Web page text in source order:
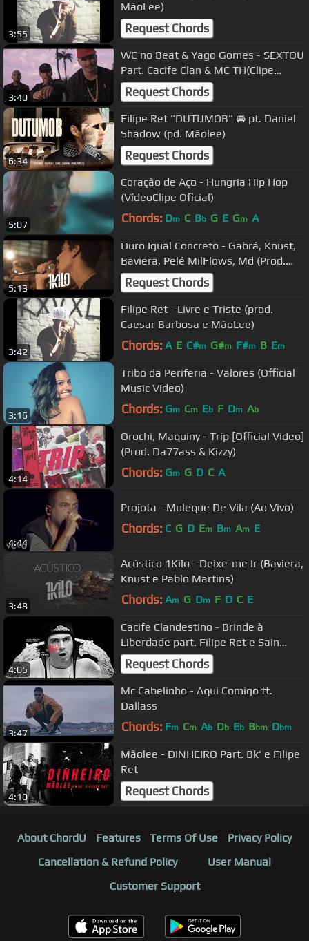
3:55
MãoLee)
Request Chords
3:40
WC no Beat & Yago Gomes - SEXTOU
Part. Cacife Clan & MC TH(Clipe
Oficial)
Request Chords
6:34
Filipe Ret "DUTUMOB" 🚘 pt. Daniel
Shadow (pd. Mãolee)
Request Chords
5:07
Coração de Aço - Hungria Hip Hop
(VídeoClipe Oficial)
Chords: Dm C Bb G E Gm A
5:13
Duro Igual Concreto - Gabrá, Knust,
Baviera, Pelé MilFlows, Md (Prod.
RastaBeats)
Request Chords
3:42
Filipe Ret - Livre e Triste (prod.
Caesar Barbosa e MãoLee)
Chords: A E C#m G#m F#m B Em
3:16
Tribo da Periferia - Valores (Official
Music Video)
Chords: Gm Cm Eb F Dm Ab
4:14
Orochi, Maquiny - Trip [Official Video]
(Prod. Da77ass & Kizzy)
Chords: Gm G D C A
4:44
Projota - Muleque De Vila (Ao Vivo)
Chords: C G D Em Bm Am E
3:48
Acústico 1Kilo - Deixe-me Ir (Baviera,
Knust e Pablo Martins)
Chords: Am G Dm F D C E
4:05
Cacife Clandestino - Brinde à
Liberdade part. Filipe Ret e Sain
(Clipe Oficial)
Request Chords
3:47
Mc Cabelinho - Aqui Comigo ft.
Dallass
Chords: Fm Cm Ab Db Eb Bbm Dbm
4:10
Mãolee - DINHEIRO Part. Bk' e Filipe
Ret
Request Chords
About ChordU Features Terms Of Use
Privacy Policy
Cancellation & Refund Policy
User Manual
Customer Support